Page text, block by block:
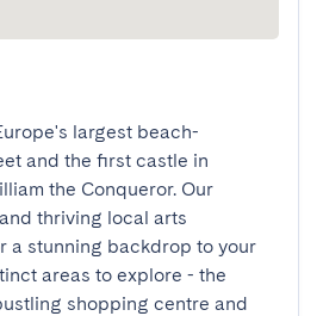
largest beach-
and the first castle in
the Conqueror. Our
thriving local arts
a stunning backdrop to your
areas to explore - the
shopping centre and